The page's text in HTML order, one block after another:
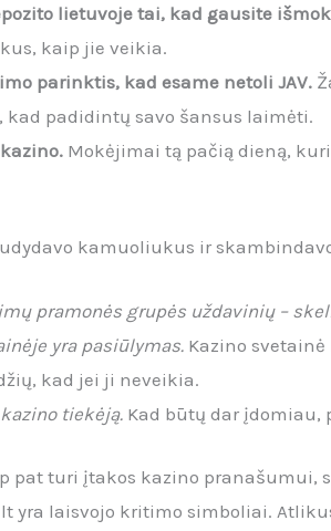
lietuvoje tai, kad gausite
kaip jie veikia.
parinktis, kad esame netoli JAV.
padidintų savo šansus laimėti.
Mokėjimai tą pačią dieną,
kamuoliukus ir
pramonės grupės uždavinių –
yra pasiūlymas. Kazino
kad jei ji neveikia.
tiekėją. Kad būtų dar įdomiau,
pat turi įtakos kazino
yra laisvojo kritimo simboliai.